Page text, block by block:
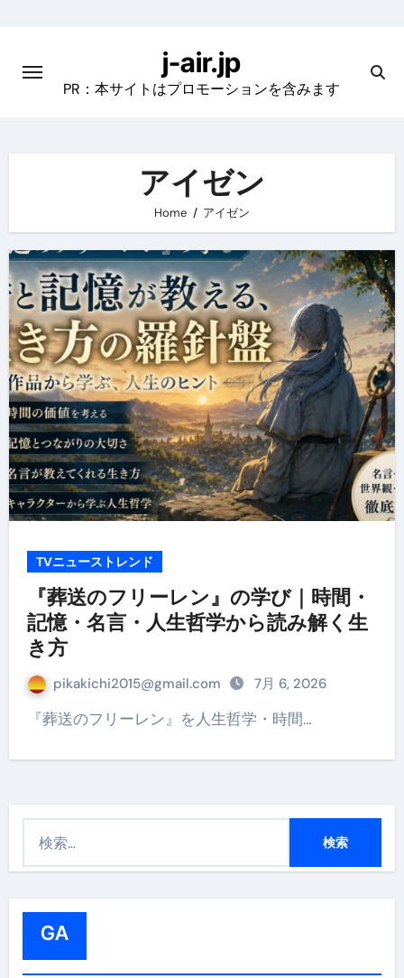
content
j-air.jp
PR：本サイトはプロモーションを含みます
アイゼン
Home アイゼン
TVニューストレンド
『葬送のフリーレン』の学び｜時間・
記憶・名言・人生哲学から読み解く生
き方
pikakichi2015@gmail.com 7月 6, 2026
『葬送のフリーレン』を人生哲学・時間…
GA